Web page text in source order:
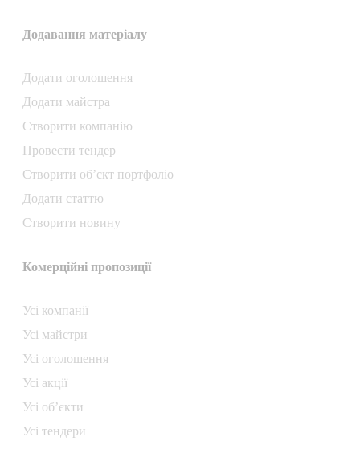
Додавання матеріалу
Додати oголошення
Додати майстра
Створити компанiю
Провести тендер
Створити об’єкт портфоліо
Додати статтю
Створити новину
Комерційні пропозиції
Усі компанії
Усі майстри
Усі оголошення
Усі акції
Усі об’єкти
Усі тендери